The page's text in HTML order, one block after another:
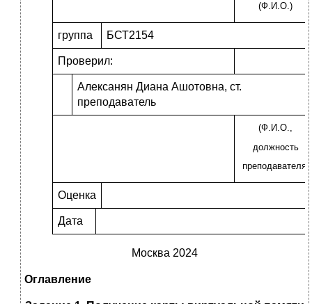
(Ф.И.О.)
группа БСТ2154
Проверил:
Алексанян Диана Ашотовна, ст.
преподаватель
(Ф.И.О.,
должность
преподавателя)
Оценка
Дата
Москва 2024
Оглавление